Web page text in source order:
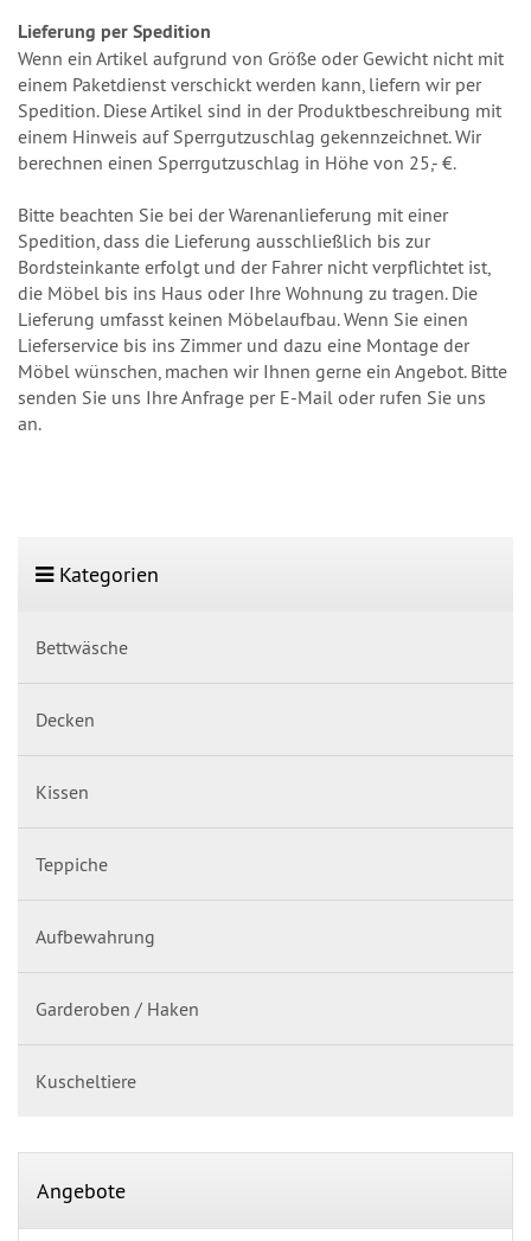
Lieferung per Spedition
Wenn ein Artikel aufgrund von Größe oder Gewicht nicht mit
einem Paketdienst verschickt werden kann, liefern wir per
Spedition. Diese Artikel sind in der Produktbeschreibung mit
einem Hinweis auf Sperrgutzuschlag gekennzeichnet. Wir
berechnen einen Sperrgutzuschlag in Höhe von 25,- €.
Bitte beachten Sie bei der Warenanlieferung mit einer
Spedition, dass die Lieferung ausschließlich bis zur
Bordsteinkante erfolgt und der Fahrer nicht verpflichtet ist,
die Möbel bis ins Haus oder Ihre Wohnung zu tragen. Die
Lieferung umfasst keinen Möbelaufbau. Wenn Sie einen
Lieferservice bis ins Zimmer und dazu eine Montage der
Möbel wünschen, machen wir Ihnen gerne ein Angebot. Bitte
senden Sie uns Ihre Anfrage per E-Mail oder rufen Sie uns
an.
Kategorien
Bettwäsche
Decken
Kissen
Teppiche
Aufbewahrung
Garderoben / Haken
Kuscheltiere
Angebote